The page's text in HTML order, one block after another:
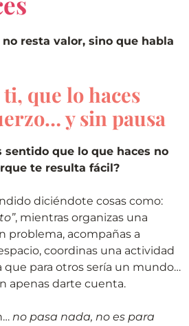
resta valor, sino que habla
ti, que lo haces
y sin pausa
sentido que lo que haces no
te resulta fácil?
diciéndote cosas como:
, mientras organizas una
problema, acompañas a
coordinas una actividad
que para otros sería un mundo…
apenas darte cuenta.
no pasa nada, no es para